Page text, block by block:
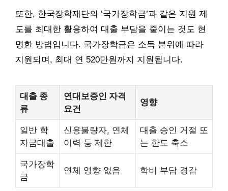
또한, 한국장학재단의 ‘국가장학금’과 같은 지원 제
도를 최대한 활용하여 대출 부담을 줄이는 것도 현
명한 방법입니다. 국가장학금은 소득 분위에 따라
지원되며, 최대 연 520만원까지 지원됩니다.
대출 종
류
연대보증인 자격
요건
영향
일반 학
자금대출
신용불량자, 연체
이력 등 제한
대출 승인 거절 또
는 한도 축소
국가장학
금
연체 영향 없음 학비 부담 경감